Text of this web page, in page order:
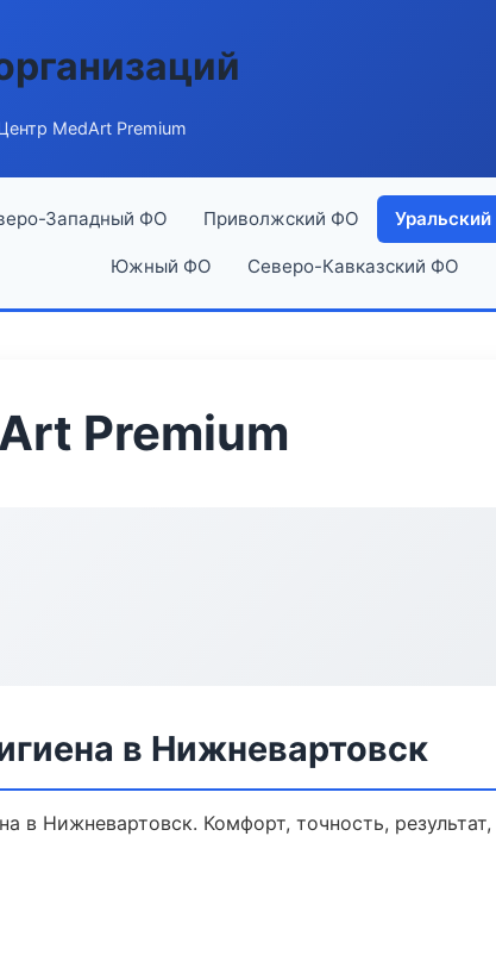
MedArt Premium
Западный ФО Приволжский ФО
Южный ФО Северо-Кавказский ФО
Premium
в Нижневартовск
в Нижневартовск. Комфорт, точность,